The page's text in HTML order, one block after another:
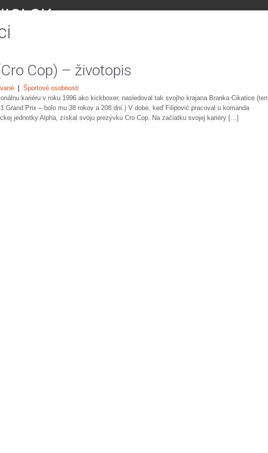
Cop) – životopis
Športové osobnosti
kariéru v roku 1996 ako kickboxer, nasledoval tak svojho krajana Branka Cikatice (ten
Grand Prix – bolo mu 38 rokov a 208 dní.) V dobe, keď Filipović pracoval u komanda
jednotky Alpha, získal svoju prezývku Cro Cop. Na začiatku svojej kariéry […]